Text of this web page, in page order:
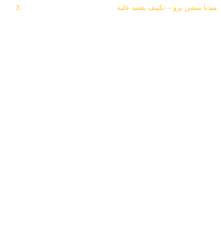
ميديا ميشن برو – تكييف يعتمد عليه